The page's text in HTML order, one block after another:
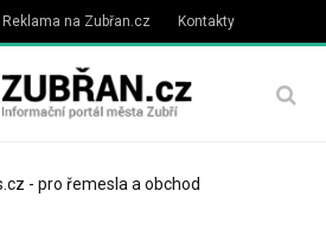
Reklama na Zubřan.cz Kontakty